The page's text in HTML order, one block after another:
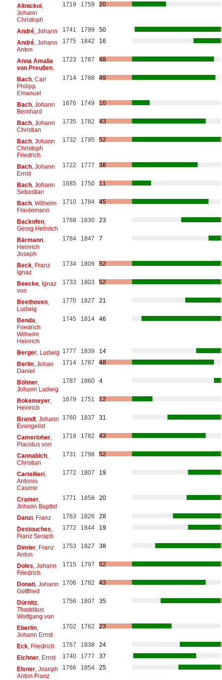
Altnickol,
Johann
Christoph
1719 1759 20
André, Johann 1741 1799
50
André, Johann
Anton
1775 1842 16
Anna Amalia
von Preußen,
1723 1787 48
Bach, Carl
Philipp
Emanuel
1714 1788 49
Bach, Johann
Bernhard
1676 1749 10
Bach, Johann
Christian
1735 1782 43
Bach, Johann
Christoph
Friedrich
1732 1795 52
Bach, Johann
Ernst
1722 1777 38
Bach, Johann
Sebastian
1685 1750 11
Bach, Wilhelm
Friedemann
1710 1784 45
Backofen,
Georg Heinrich
1768 1830 23
Bärmann,
Heinrich
Joseph
1784 1847 7
Beck, Franz
Ignaz
1734 1809 52
Beecke, Ignaz
von
1733 1803 52
Beethoven,
Ludwig
1770 1827 21
Benda
Friedrich
Wilhelm
Heinrich
1745 1814 46
Berger, Ludwig 1777 1839
14
Berlin, Johan
Daniel
1714 1787 48
Böhner,
Johann Ludwig
1787 1860 4
Bokemeyer,
Heinrich
1679 1751 12
Brandl, Johann
Evangelist
1760 1837 31
Camerloher,
Placidus von
1718 1782 43
Cannabich,
Christian
1731 1798 52
Cartellieri,
Antonio
Casimir
1772 1807 19
Cramer,
Johann Baptist
1771 1858 20
Danzi, Franz 1763 1826
28
Destouches
Franz Seraph
1772 1844 19
Dimler, Franz
Anton
1753 1827 38
Doles , Johann
Friedrich
1715 1797 52
Donati, Johann
Gottfried
1706 1782 43
Dürnitz,
Thaddäus
Wolfgang von
1756 1807 35
Eberlin,
Johann Ernst
1702 1762 23
Eck, Friedrich 1767 1838
24
Eichner, Ernst 1740 1777
37
Elsner, Joseph
Anton Franz
1766 1854 25